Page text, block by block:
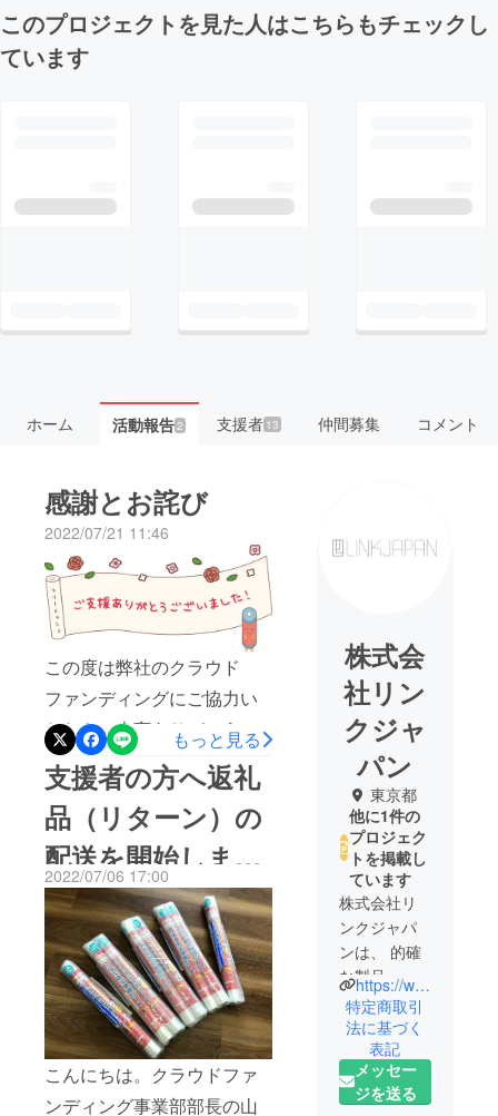
このプロジェクトを見た人はこちらもチェックし
ています
ホーム 活動報告2 支援者 13 仲間募集 コメント
感謝とお詫び
2022/07/21 11:46
この度は弊社のクラウド
ファンディングにご協力い
ただき、大変ありがとうご
ざいました。7月20日をもち
まして、当プロジェクトの
支援者募集期間が終了とな
り目標金額未達成という結
果になりました。しかしな
がら、13名もの方々からご
支援と応援メッセージをい
ただけたことは、大変嬉し
く、このプロジェクトを進
めてゆく励みになりまし
た。支援者の皆様には心よ
りお礼を申し上げます。ま
もっと見る
支援者の方へ返礼
品（リターン）の
配送を開始しまし
た！
2022/07/06 17:00
こんにちは。クラウドファ
ンディング事業部部長の山
株式会
社リン
クジャ
パン
東京都
他に1件の
プロジェク
トを掲載し
ています
株式会社リ
ンクジャパ
ンは、 的確
な製品、デ
ザイン、コ
ストを総合
提案してい
くことを
モットーと
https://www.linkjapan.jp/index.html
特定商取引
法に基づく
表記
メッセー
ジを送る